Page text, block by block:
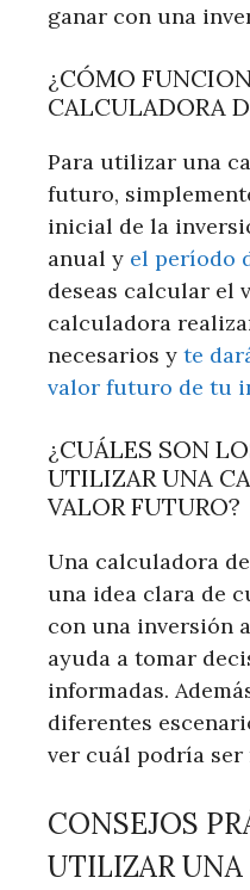
ganar con una
¿CÓMO
CALCULADORA
Para utilizar una
futuro,
inicial de la
anual y el período
deseas calcular el
calculadora
necesarios y te
valor futuro de tu
¿CUÁLES SON
UTILIZAR UNA
VALOR FUTURO?
Una calculadora
una idea clara de
con una inversión
ayuda a tomar
informadas.
diferentes
ver cuál podría ser
CONSEJOS
UTILIZAR